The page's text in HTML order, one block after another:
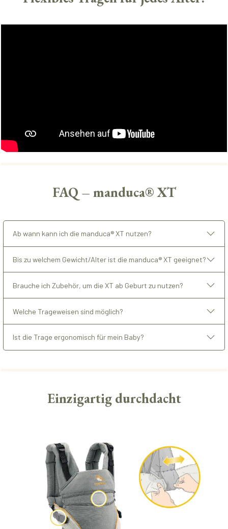
FAQ – manduca® XT
Ab wann kann ich die manduca® XT nutzen?
Bis zu welchem Gewicht/Alter ist die manduca® XT geeignet?
Brauche ich Zubehör, um die XT ab Geburt zu nutzen?
Welche Trageweisen sind möglich?
Ist die Trage ergonomisch für mein Baby?
Einzigartig durchdacht